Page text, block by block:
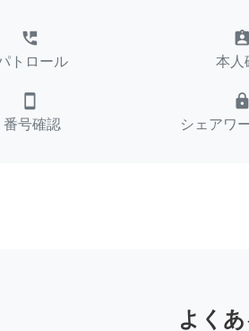
perm_phone_msg
トロール
assignment_ind
本人
smartphone
番号確認
lock
シェアワ
よく